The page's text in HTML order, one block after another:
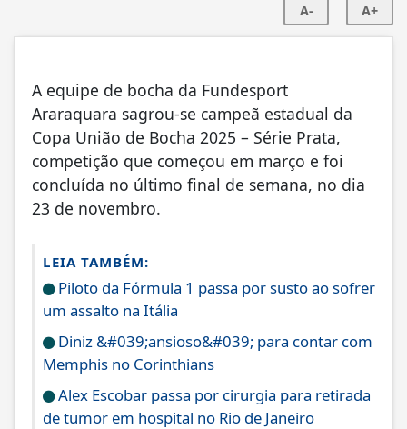
A- A+
A equipe de bocha da Fundesport
Araraquara sagrou-se campeã estadual da
Copa União de Bocha 2025 – Série Prata,
competição que começou em março e foi
concluída no último final de semana, no dia
23 de novembro.
LEIA TAMBÉM:
Piloto da Fórmula 1 passa por susto ao sofrer
um assalto na Itália
Diniz &#039;ansioso&#039; para contar com
Memphis no Corinthians
Alex Escobar passa por cirurgia para retirada
de tumor em hospital no Rio de Janeiro